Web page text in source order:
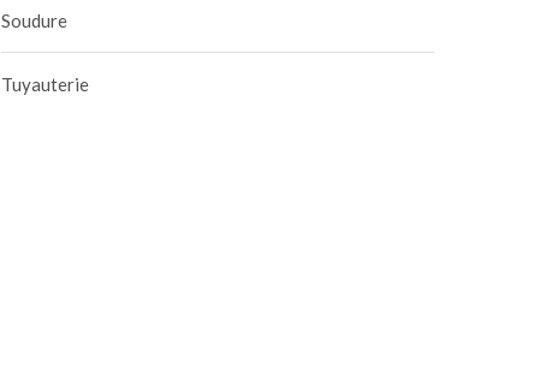
Soudure
Tuyauterie